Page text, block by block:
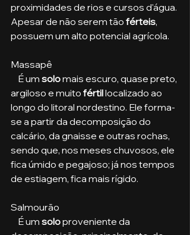
proximidades de rios e cursos d'água.
Apesar de não serem tão férteis,
possuem um alto potencial agrícola.
Massapê
    É um
solo mais escuro, quase preto,
argiloso e muito fértil localizado ao
longo do litoral nordestino. Ele forma-
se a partir da decomposição do
calcário, da gnaisse e outras rochas,
sendo que, nos meses chuvosos, ele
fica úmido e pegajoso; já nos tempos
de estiagem, fica mais rígido.
Salmourão
    É um
solo proveniente da